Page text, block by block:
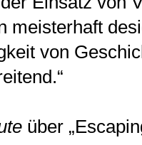
meisterhaft
von
über